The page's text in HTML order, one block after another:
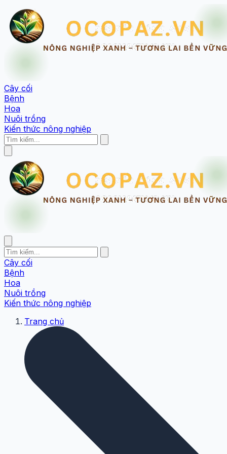
Cây cối
Bệnh
Hoa
Nuôi trồng
Kiến thức nông nghiệp
Cây cối
Bệnh
Hoa
Nuôi trồng
Kiến thức nông nghiệp
Trang chủ